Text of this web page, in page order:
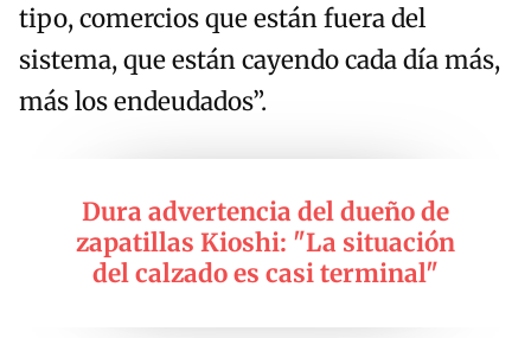
tipo, comercios que están fuera del
sistema, que están cayendo cada día más,
más los endeudados”.
Dura advertencia del dueño de
zapatillas Kioshi: "La situación
del calzado es casi terminal"